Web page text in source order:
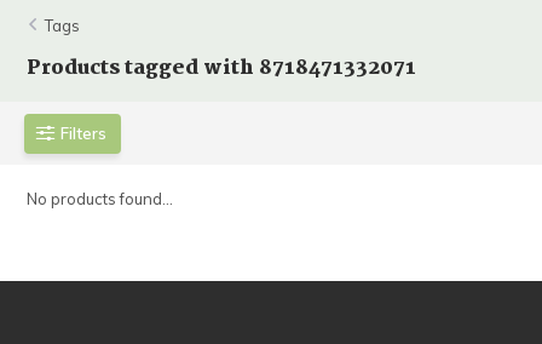
Tags
Products tagged with 8718471332071
Filters
No products found...